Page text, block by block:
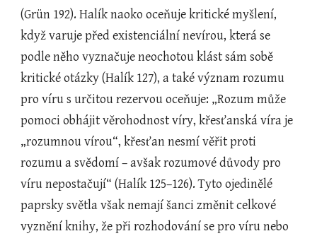
(Grün 192). Halík naoko oceňuje kritické myšlení,
když varuje před existenciální nevírou, která se
podle něho vyznačuje neochotou klást sám sobě
kritické otázky (Halík 127), a také význam rozumu
pro víru s určitou rezervou oceňuje: „Rozum může
pomoci obhájit věrohodnost víry, křesťanská víra je
„rozumnou vírou“, křesťan nesmí věřit proti
rozumu a svědomí – avšak rozumové důvody pro
víru nepostačují“ (Halík 125–126). Tyto ojedinělé
paprsky světla však nemají šanci změnit celkové
vyznění knihy, že při rozhodování se pro víru nebo